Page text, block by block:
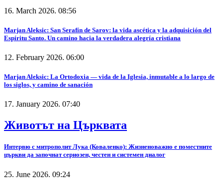
16. March 2026. 08:56
Marjan Aleksic: San Serafín de Sarov: la vida ascética y la adquisición del
Espíritu Santo. Un camino hacia la verdadera alegría cristiana
12. February 2026. 06:00
Marjan Aleksic: La Ortodoxia — vida de la Iglesia, inmutable a lo largo de
los siglos, y camino de sanación
17. January 2026. 07:40
Животът на Църквата
Интервю с митрополит Лука (Коваленко): Жизненоважно е поместните
църкви да започнат сериозен, честен и системен диалог
25. June 2026. 09:24